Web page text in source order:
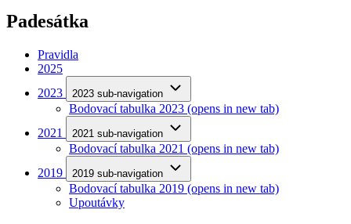
Padesátka
Pravidla
2025
2023
2023 sub-navigation
Bodovací tabulka 2023 (opens in new tab)
2021
2021 sub-navigation
Bodovací tabulka 2021 (opens in new tab)
2019
2019 sub-navigation
Bodovací tabulka 2019 (opens in new tab)
Upoutávky